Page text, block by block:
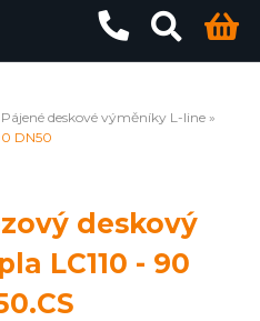
Pájené deskové výměníky L-line
DN50
deskový
LC110 - 90